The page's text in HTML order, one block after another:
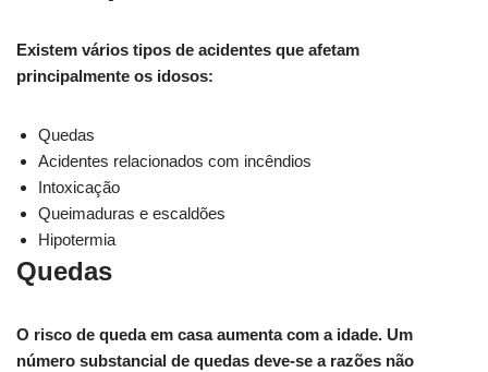
Existem vários tipos de acidentes que afetam
principalmente os idosos:
Quedas
Acidentes relacionados com incêndios
Intoxicação
Queimaduras e escaldões
Hipotermia
Quedas
O risco de queda em casa aumenta com a idade. Um
número substancial de quedas deve-se a razões não